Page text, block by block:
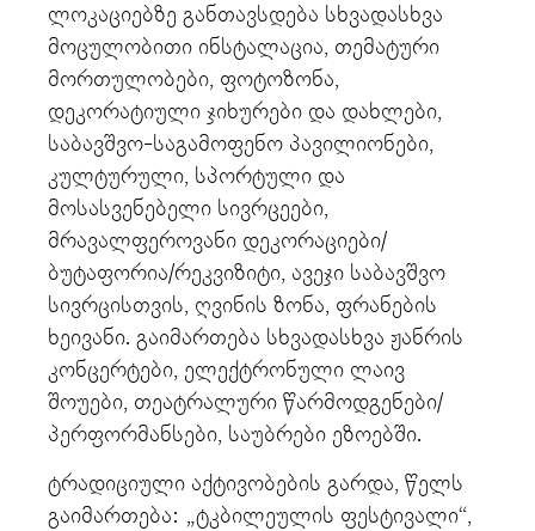
ლოკაციებზე განთავსდება სხვადასხვა
მოცულობითი ინსტალაცია, თემატური
მორთულობები, ფოტოზონა,
დეკორატიული ჯიხურები და დახლები,
საბავშვო-საგამოფენო პავილიონები,
კულტურული, სპორტული და
მოსასვენებელი სივრცეები,
მრავალფეროვანი დეკორაციები/
ბუტაფორია/რეკვიზიტი, ავეჯი საბავშვო
სივრცისთვის, ღვინის ზონა, ფრანების
ხეივანი. გაიმართება სხვადასხვა ჟანრის
კონცერტები, ელექტრონული ლაივ
შოუები, თეატრალური წარმოდგენები/
პერფორმანსები, საუბრები ეზოებში.
ტრადიციული აქტივობების გარდა, წელს
გაიმართება: „ტკბილეულის ფესტივალი“,